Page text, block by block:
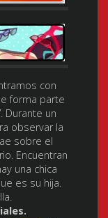
con
forma parte
Durante un
observar la
sobre el
Encuentran
una chica
es su hija.